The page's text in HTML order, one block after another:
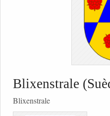
Blixenstrale
Blixenstrale